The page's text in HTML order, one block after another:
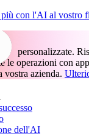
più con l'AI al vostro
personalizzate.
le operazioni con
vostra azienda.
dell'AI